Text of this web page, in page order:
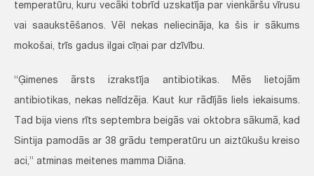
temperatūru, kuru vecāki tobrīd uzskatīja par vienkāršu vīrusu
vai saaukstēšanos. Vēl nekas neliecināja, ka šis ir sākums
mokošai, trīs gadus ilgai cīņai par dzīvību.
“Ģimenes ārsts izrakstīja antibiotikas. Mēs lietojām
antibiotikas, nekas nelīdzēja. Kaut kur rādījās liels iekaisums.
Tad bija viens rīts septembra beigās vai oktobra sākumā, kad
Sintija pamodās ar 38 grādu temperatūru un aiztūkušu kreiso
aci,” atminas meitenes mamma Diāna.